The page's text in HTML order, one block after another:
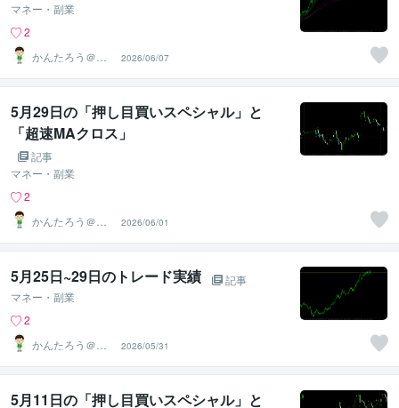
マネー・副業
2
かんたろう＠か
んたんFX
2026/06/07
5月29日の「押し目買いスペシャル」と
「超速MAクロス」
記事
マネー・副業
2
かんたろう＠か
んたんFX
2026/06/01
5月25日~29日のトレード実績
記事
マネー・副業
2
かんたろう＠か
んたんFX
2026/05/31
5月11日の「押し目買いスペシャル」と